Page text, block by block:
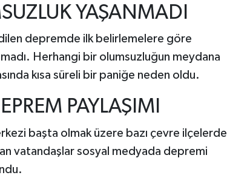
YAŞANMADI
depremde ilk belirlemelere göre
Herhangi bir olumsuzluğun meydana
kısa süreli bir paniğe neden oldu.
PAYLAŞIMI
başta olmak üzere bazı çevre ilçelerde
vatandaşlar sosyal medyada depremi